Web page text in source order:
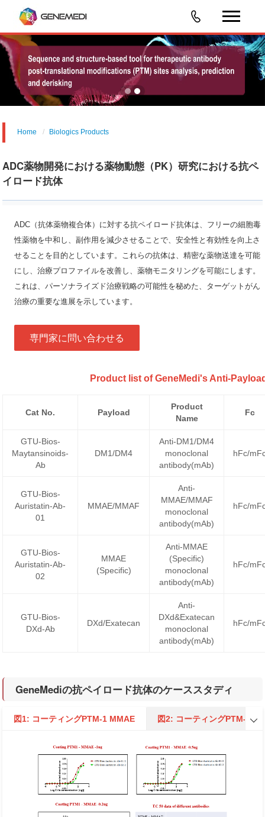
Home Biologics Products
ADC薬物開発における薬物動態（PK）研究における抗ペ
イロード抗体
ADC（抗体薬物複合体）に対する抗ペイロード抗体は、フリーの細胞毒
性薬物を中和し、副作用を減少させることで、安全性と有効性を向上さ
せることを目的としています。これらの抗体は、精密な薬物送達を可能
にし、治療プロファイルを改善し、薬物モニタリングを可能にします。
これは、パーソナライズド治療戦略の可能性を秘めた、ターゲットがん
治療の重要な進展を示しています。
専門家に問い合わせる
Product list of GeneMedi's Anti-
Cat No. Payload
Product
Name
Fc
GTU-Bios-
Maytansinoids-
Ab
DM1/DM4
Anti-DM1/DM4
monoclonal
antibody(mAb)
hFc/
GTU-Bios-
Auristatin-Ab-
01
MMAE/MMAF
Anti-
MMAE/MMAF
monoclonal
antibody(mAb)
hFc/
GTU-Bios-
Auristatin-Ab-
02
MMAE
(Specific)
Anti-MMAE
(Specific)
monoclonal
antibody(mAb)
hFc/
GTU-Bios-
DXd-Ab
DXd/Exatecan
Anti-
DXd&Exatecan
monoclonal
antibody(mAb)
hFc/
GeneMediの抗ペイロード抗体のケーススタディ
図1: コーティングPTM-1 MMAE 図2: コーティングPTM-1